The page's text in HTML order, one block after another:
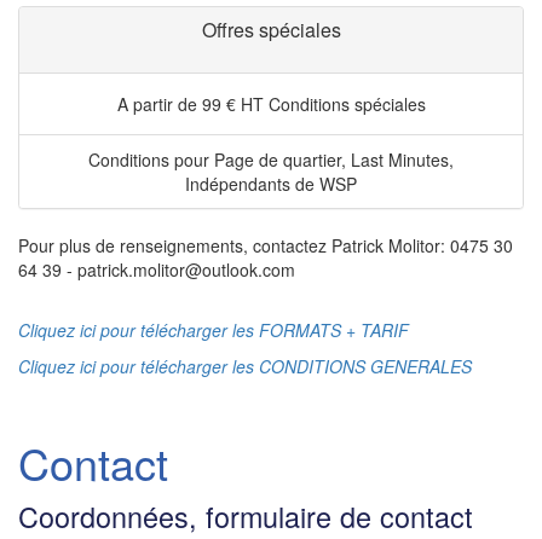
Offres spéciales
A partir de 99 € HT Conditions spéciales
Conditions pour Page de quartier, Last Minutes,
Indépendants de WSP
Pour plus de renseignements, contactez Patrick Molitor: 0475 30
64 39 - patrick.molitor@outlook.com
Cliquez ici pour télécharger les FORMATS + TARIF
Cliquez ici pour télécharger les CONDITIONS GENERALES
Contact
Coordonnées, formulaire de contact